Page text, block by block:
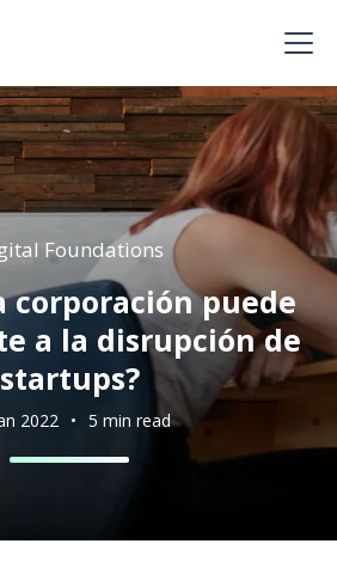
Foundations
corporación puede
a la disrupción de
startups?
2022 • 5 min read